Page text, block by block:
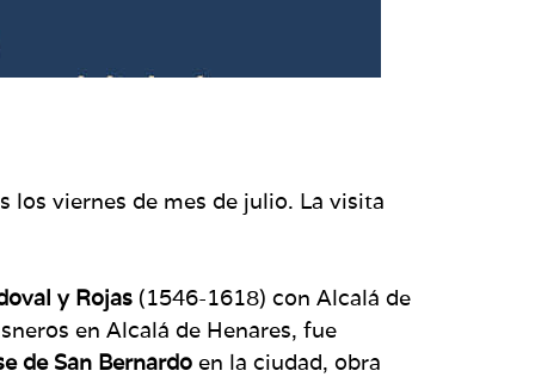
los viernes de mes de julio. La visita
y Rojas (1546-1618) con Alcalá de
en Alcalá de Henares, fue
de San Bernardo en la ciudad, obra